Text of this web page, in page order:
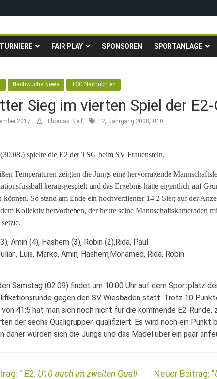
Gruppenliga auf*
der TSG Kastel
für Hobbymannschaften
TURNIERE FAIR PLAY SPONSOREN SPORTANLAGE
Nachwuchs News TSG Nachrichten
Sieg im vierten Spiel der
2017 Thomas Bleif E2, Jahrgang 2008, U10
spielte die E2 der TSG beim SV Frauenstein.
Temperaturen zeigten die Jungs eine hervorragende
herausgespielt und das Ergebnis hätte eigentlich auf
können. So stand am Ende ein hochverdienter 14:2 Sieg auf der
Kollektiv hervorheben, der heute seine Mannschaftskameraden
Amin (4), Hashem (3), Robin (2),Rida, Paul
Luis, Marko, Amin, Hashem,Mohamed, Rida, Robin
Samstag (02.09) findet um 10:00 Uhr auf dem Sportplatz
gegen den SV Wiesbaden statt. Trotz 10
41:5 hat man sich noch nicht für die kommende E2-
der sechs Qualigruppen qualifiziert. Es wird noch ein
daher würden sich die Jungs und das Mädel über ein paar
E2: U10 auch im zweiten Quali-